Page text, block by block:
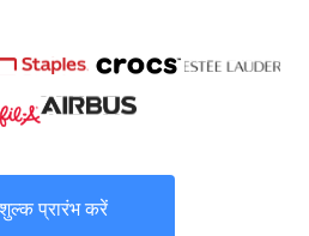
प्रारंभ करें